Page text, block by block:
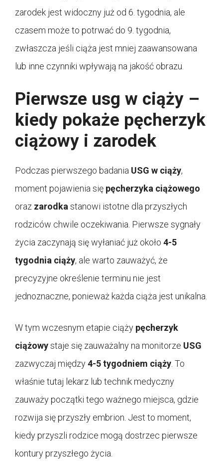
zarodek jest widoczny już od 6. tygodnia, ale
czasem może to potrwać do 9. tygodnia,
zwłaszcza jeśli ciąża jest mniej zaawansowana
lub inne czynniki wpływają na jakość obrazu.
Pierwsze usg w ciąży –
kiedy pokaże pęcherzyk
ciążowy i zarodek
Podczas pierwszego badania USG w ciąży,
moment pojawienia się pęcherzyka ciążowego
oraz zarodka stanowi istotne dla przyszłych
rodziców chwile oczekiwania. Pierwsze sygnały
życia zaczynają się wyłaniać już około 4-5
tygodnia ciąży, ale warto zauważyć, że
precyzyjne określenie terminu nie jest
jednoznaczne, ponieważ każda ciąża jest unikalna.
W tym wczesnym etapie ciąży pęcherzyk
ciążowystaje się zauważalny na monitorze USG
zazwyczaj między4-5 tygodniem ciąży . To
właśnie tutaj lekarz lub technik medyczny
zauważy początki tego ważnego miejsca, gdzie
rozwija się przyszły embrion. Jest to moment,
kiedy przyszli rodzice mogą dostrzec pierwsze
kontury przyszłego życia.